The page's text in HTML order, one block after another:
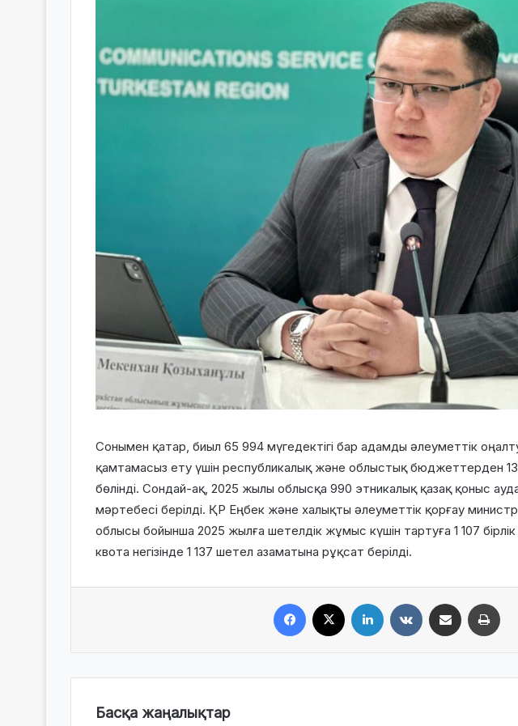
Сонымен қатар, биыл 65 994 мүгедектігі бар адамды әлеуметтік
қамтамасыз ету үшін республикалық және облыстық бюджеттерден
бөлінді. Сондай-ақ, 2025 жылы облысқа 990 этникалық қазақ қоныс
мәртебесі берілді. ҚР Еңбек және халықты әлеуметтік қорғау
облысы бойынша 2025 жылға шетелдік жұмыс күшін тартуға 1 107 бірлік
квота негізінде 1 137 шетел азаматына рұқсат берілді.
Басқа жаңалықтар